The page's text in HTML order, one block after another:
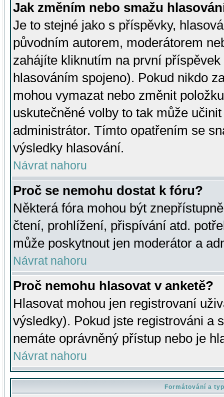
Jak změním nebo smažu
Je to stejné jako s příspěvky,
původním autorem, moderátorem
zahájíte kliknutím na první
hlasováním spojeno). Pokud nikdo
mohou vymazat nebo změnit
uskutečněné volby to tak může
administrátor. Tímto opatřením se
výsledky hlasování.
Návrat nahoru
Proč se nemohu dostat k fóru?
Některá fóra mohou být
čtení, prohlížení, přispívání atd.
může poskytnout jen moderátor a
Návrat nahoru
Proč nemohu hlasovat v anketě?
Hlasovat mohou jen registrovaní
výsledky). Pokud jste registrováni a
nemáte oprávněný přístup nebo je
Návrat nahoru
Formátování a